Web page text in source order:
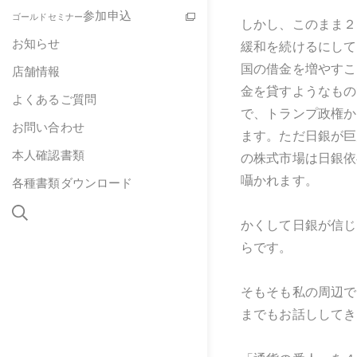
ゴールドセミナー参加申込
お知らせ
店舗情報
よくあるご質問
お問い合わせ
本人確認書類
各種書類ダウンロード
しかし、このまま
緩和を続けるにし
国の借金を増やす
金を貸すようなも
で、トランプ政権
ます。ただ日銀が
の株式市場は日銀
囁かれます。
かくして日銀が信
らです。
そもそも私の周辺
までもお話しして